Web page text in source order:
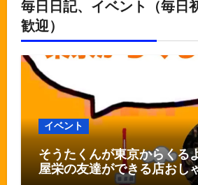
毎日日記、イベント（毎日
歓迎）
イベント
そうたくんが東京からくる
屋栄の友達ができる店おし